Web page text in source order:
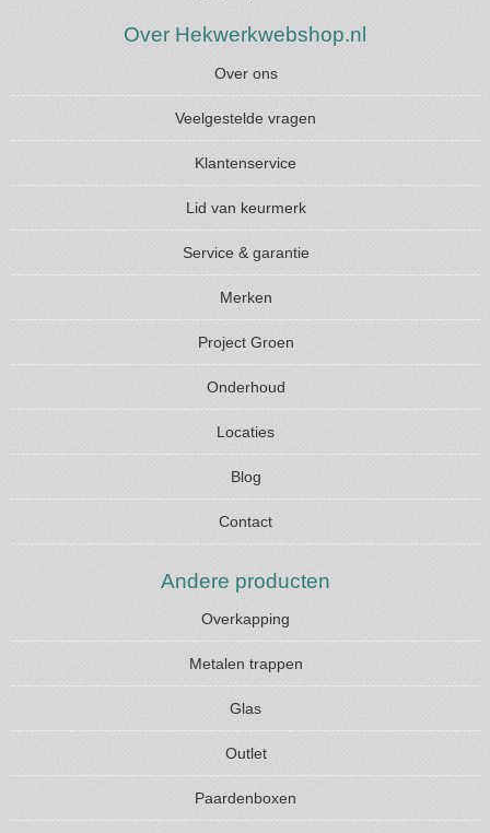
Over Hekwerkwebshop.nl
Over ons
Veelgestelde vragen
Klantenservice
Lid van keurmerk
Service & garantie
Merken
Project Groen
Onderhoud
Locaties
Blog
Contact
Andere producten
Overkapping
Metalen trappen
Glas
Outlet
Paardenboxen